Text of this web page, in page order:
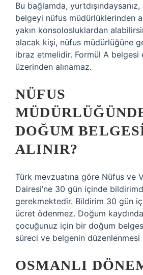
Bu bağlamda,
belgeyi nüfus müdürlüklerinden
yakın konsolosluklardan
alacak kişi, nüfus müdürlüğüne
ibraz etmelidir. Formül A belgesi
üzerinden alınamaz.
NÜFUS
DOĞUM
ALINIR?
Türk mevzuatına göre Nüfus ve
Dairesi’ne 30 gün içinde
gerekmektedir. Bildirim 30 gün
ücret ödenmez. Doğum
çocuğunuz için bir doğum
süreci ve belgenin düzenlenmesi
OSMANLI